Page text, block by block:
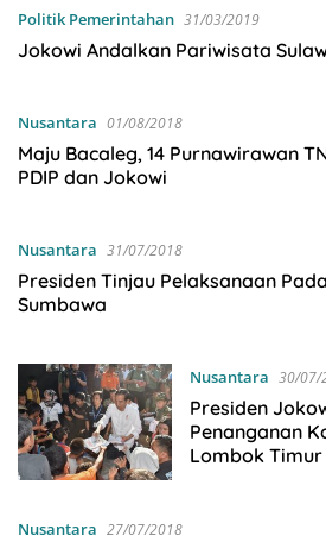
Politik Pemerintahan 31/03/2019
Jokowi Andalkan Pariwisata
Nusantara 01/08/2018
Maju Bacaleg, 14 Purnawirawan
PDIP dan Jokowi
Nusantara 31/07/2018
Presiden Tinjau Pelaksanaan
Sumbawa
Nusantara 30/07/
Presiden
Penanganan
Lombok Timur
Nusantara 27/07/2018